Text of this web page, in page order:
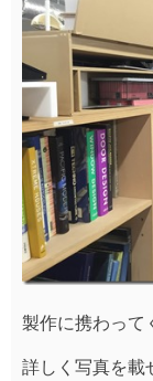
製作に携わって
詳しく写真を載